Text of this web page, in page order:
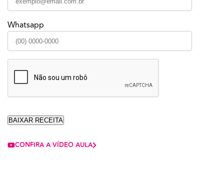
Whatsapp
CONFIRA A VÍDEO AULA